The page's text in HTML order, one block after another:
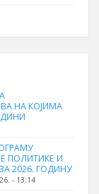
НА КОЈИМА
ПОЛИТИКЕ И
2026. ГОДИНУ
- 13:14